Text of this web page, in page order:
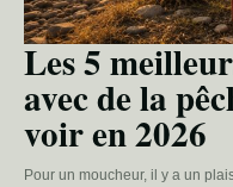
Les 5
avec de la
voir en 2026
Pour un moucheur, il y a un